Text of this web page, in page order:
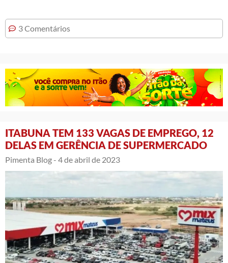
3 Comentários
ITABUNA TEM 133 VAGAS DE EMPREGO, 12
DELAS EM GERÊNCIA DE SUPERMERCADO
Pimenta Blog - 4 de abril de 2023